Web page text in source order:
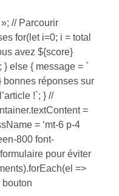
// Parcourir
for(let i=0; i = total
avez ${score}
} else { message = `
bonnes réponses sur
!`; } //
=
= ‘mt-6 p-4
800 font-
pour éviter
=>
bouton